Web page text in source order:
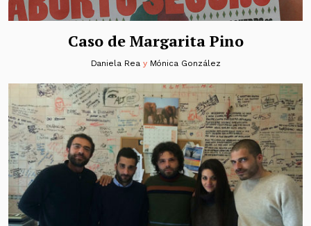
Caso de Margarita Pino
Daniela Reay Mónica González